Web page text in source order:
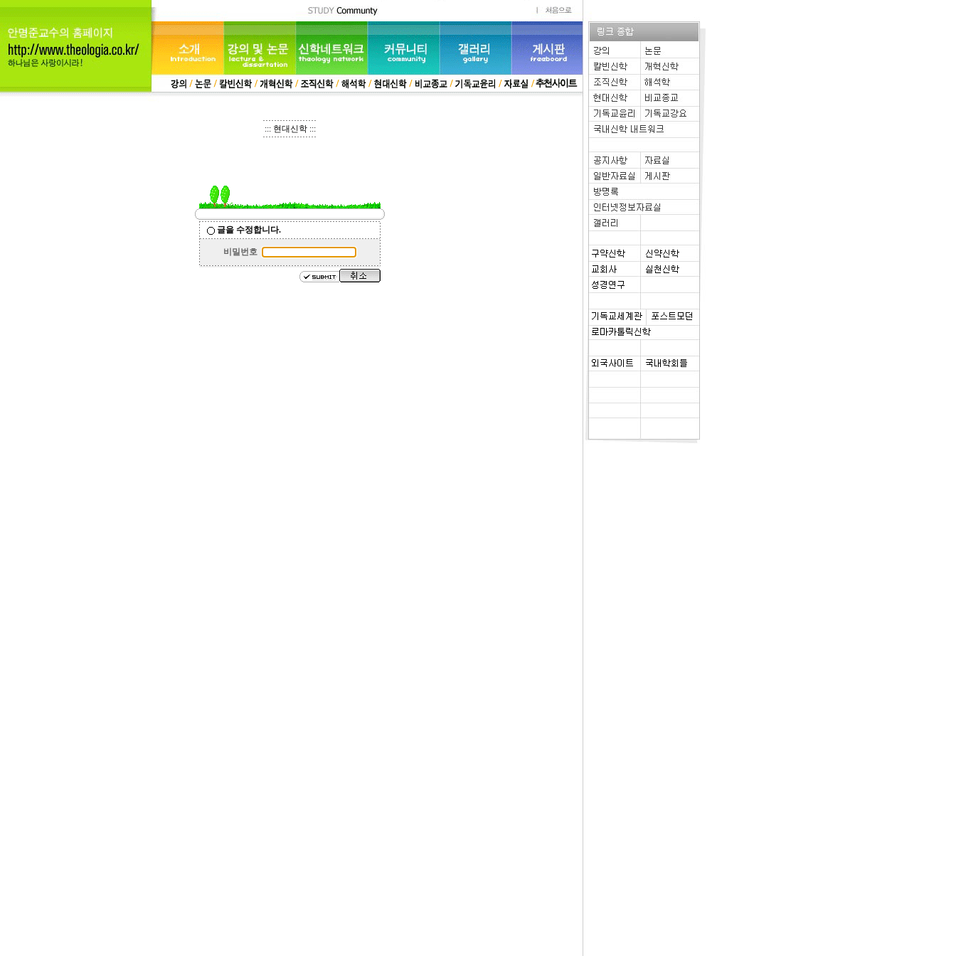
::: 현대신학 :::
글을 수정합니다.
비밀번호